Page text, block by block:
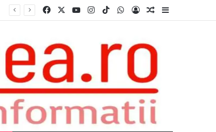
Facebook YouTubeInstagram
TikTokWhatsApp
Log InRandom Article